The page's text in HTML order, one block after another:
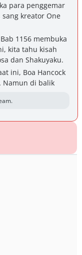
para penggemar
kreator One
1156 membuka
kita tahu kisah
dan Shakuyaku.
ini, Boa Hancock
Namun di balik